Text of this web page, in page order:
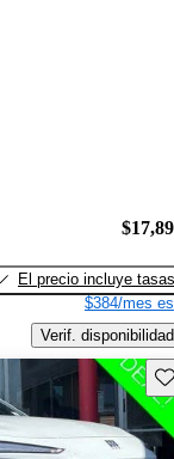
El precio incluye tasas
$384/mes
Verif. disponibilidad